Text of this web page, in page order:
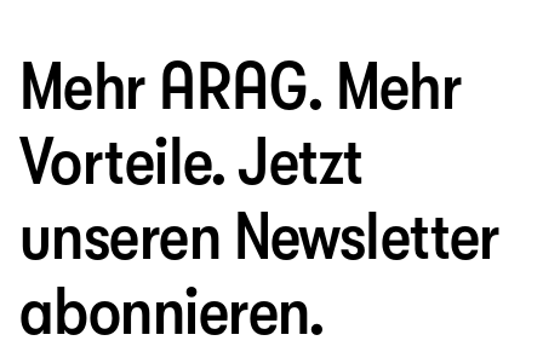
Mehr ARAG. Mehr
Vorteile. Jetzt
unseren Newsletter
abonnieren.